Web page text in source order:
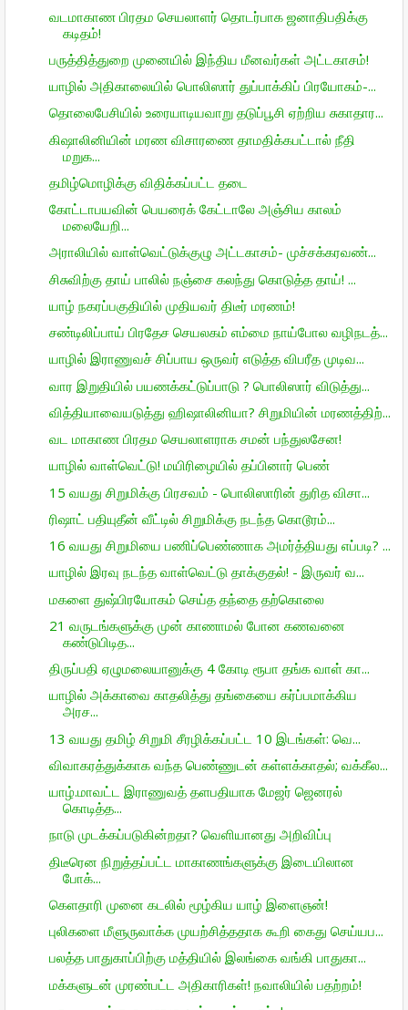
வடமாகாண பிரதம செயலாளர் தொடர்பாக ஜனாதிபதிக்கு
கடிதம்!
பருத்தித்துறை முனையில் இந்திய மீனவர்கள் அட்டகாசம்!
யாழில் அதிகாலையில் பொலிஸார் துப்பாக்கிப் பிரயோகம்-...
தொலைபேசியில் உரையாடியவாறு தடுப்பூசி ஏற்றிய சுகாதார...
கிஷாலினியின் மரண விசாரணை தாமதிக்கபட்டால் நீதி
மறுக...
தமிழ்மொழிக்கு விதிக்கப்பட்ட தடை
கோட்டாபயவின் பெயரைக் கேட்டாலே அஞ்சிய காலம்
மலையேறி...
அராலியில் வாள்வெட்டுக்குழு அட்டகாசம்- முச்சக்கரவண்...
சிசுவிற்கு தாய் பாலில் நஞ்சை கலந்து கொடுத்த தாய்! ...
யாழ் நகரப்பகுதியில் முதியவர் திடீர் மரணம்!
சண்டிலிப்பாய் பிரதேச செயலகம் எம்மை நாய்போல வழிநடத்...
யாழில் இராணுவச் சிப்பாய ஒருவர் எடுத்த விபரீத முடிவ...
வார இறுதியில் பயணக்கட்டுப்பாடு ? பொலிஸார் விடுத்து...
வித்தியாவையடுத்து ஹிஷாலினியா? சிறுமியின் மரணத்திற்...
வட மாகாண பிரதம செயலாளராக சமன் பந்துலசேன!
யாழில் வாள்வெட்டு! மயிரிழையில் தப்பினார் பெண்
15 வயது சிறுமிக்கு பிரசவம் - பொலிஸாரின் துரித விசா...
ரிஷாட் பதியுதீன் வீட்டில் சிறுமிக்கு நடந்த கொடூரம்...
16 வயது சிறுமியை பணிப்பெண்ணாக அமர்த்தியது எப்படி? ...
யாழில் இரவு நடந்த வாள்வெட்டு தாக்குதல்! - இருவர் வ...
மகளை துஷ்பிரயோகம் செய்த தந்தை தற்கொலை
21 வருடங்களுக்கு முன் காணாமல் போன கணவனை
கண்டுபிடித...
திருப்பதி ஏழுமலையானுக்கு 4 கோடி ரூபா தங்க வாள் கா...
யாழில் அக்காவை காதலித்து தங்கையை கர்ப்பமாக்கிய
அரச...
13 வயது தமிழ் சிறுமி சீரழிக்கப்பட்ட 10 இடங்கள்: வெ...
விவாகரத்துக்காக வந்த பெண்ணுடன் கள்ளக்காதல்; வக்கீல...
யாழ்.மாவட்ட இராணுவத் தளபதியாக மேஜர் ஜெனரல்
கொடித்த...
நாடு முடக்கப்படுகின்றதா? வெளியானது அறிவிப்பு
திடீரென நிறுத்தப்பட்ட மாகாணங்களுக்கு இடையிலான
போக்...
கெளதாரி முனை கடலில் மூழ்கிய யாழ் இளைஞன்!
புலிகளை மீளுருவாக்க முயற்சித்ததாக கூறி கைது செய்யப...
பலத்த பாதுகாப்பிற்கு மத்தியில் இலங்கை வங்கி பாதுகா...
மக்களுடன் முரண்பட்ட அதிகாரிகள்! நவாலியில் பதற்றம்!